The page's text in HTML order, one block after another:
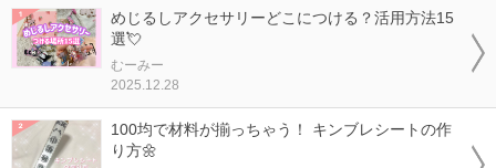
めじるしアクセサリーどこにつける？活用方法15
選💘
むーみー
2025.12.28
100均で材料が揃っちゃう！ キンブレシートの作
り方🌼